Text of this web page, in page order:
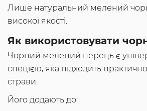
Лише натуральний мелений
високої якості.
Як використовувати
Чорний мелений перець є
спецією, яка підходить
страви.
Його додають до: